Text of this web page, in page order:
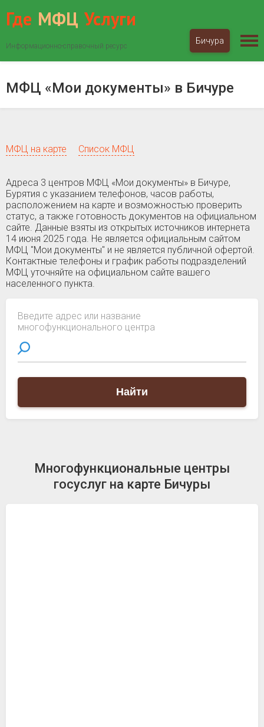
Где МФЦ Услуги
Информационно-справочный ресурс
Бичура
Бичура
МФЦ «Мои документы» в Бичуре
МФЦ на карте Список МФЦ
Адреса 3 центров МФЦ «Мои документы» в Бичуре,
Бурятия c указанием телефонов, часов работы,
расположением на карте и возможностью проверить
статус, а также готовность документов на официальном
сайте. Данные взяты из открытых источников интернета
14 июня 2025 года. Не является официальным сайтом
МФЦ "Мои документы" и не является публичной офертой.
Контактные телефоны и график работы подразделений
МФЦ уточняйте на официальном сайте вашего
населенного пункта.
Введите адрес или название
многофункционального центра
Найти
Многофункциональные центры
госуслуг на карте Бичуры